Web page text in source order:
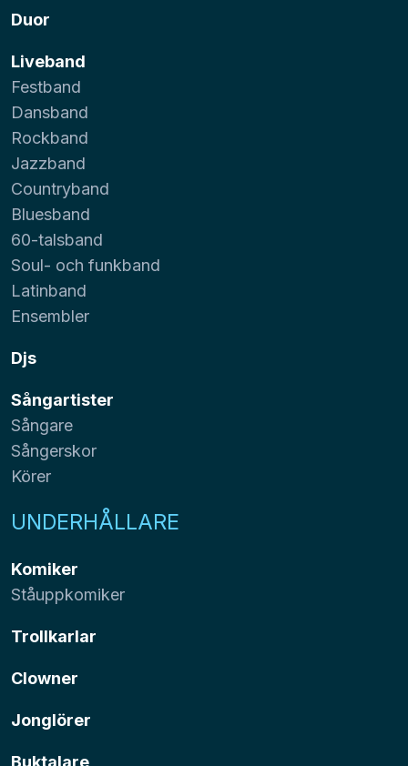
Duor
Liveband
Festband
Dansband
Rockband
Jazzband
Countryband
Bluesband
60-talsband
Soul- och funkband
Latinband
Ensembler
Djs
Sångartister
Sångare
Sångerskor
Körer
UNDERHÅLLARE
Komiker
Ståuppkomiker
Trollkarlar
Clowner
Jonglörer
Buktalare